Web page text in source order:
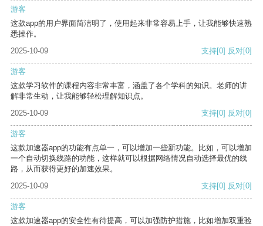
游客
这款app的用户界面简洁明了，使用起来非常容易上手，让我能够快速熟
悉操作。
2025-10-09
支持[0] 反对[0]
游客
这款学习软件的课程内容非常丰富，涵盖了各个学科的知识。老师的讲
解非常生动，让我能够轻松理解知识点。
2025-10-09
支持[0] 反对[0]
游客
这款加速器app的功能有点单一，可以增加一些新功能。比如，可以增加
一个自动切换线路的功能，这样就可以根据网络情况自动选择最优的线
路，从而获得更好的加速效果。
2025-10-09
支持[0] 反对[0]
游客
这款加速器app的安全性有待提高，可以加强防护措施，比如增加双重验